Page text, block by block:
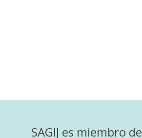
SAGIJ es miembro de